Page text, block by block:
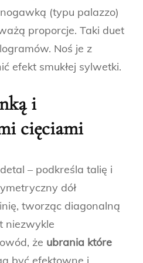
(typu palazzo)
proporcje. Taki duet
Noś je z
efekt smukłej sylwetki.
i
cięciami
– podkreśla talię i
dół
tworząc diagonalną
niezwykle
że ubrania które